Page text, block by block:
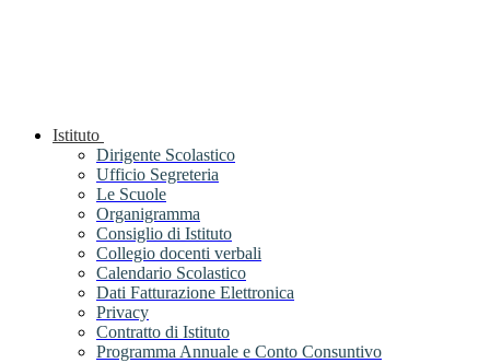
Istituto
Dirigente Scolastico
Ufficio Segreteria
Le Scuole
Organigramma
Consiglio di Istituto
Collegio docenti verbali
Calendario Scolastico
Dati Fatturazione Elettronica
Privacy
Contratto di Istituto
Programma Annuale e Conto Consuntivo